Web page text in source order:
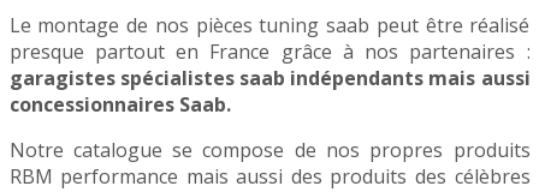
Le montage de nos pièces tuning saab peut être réalisé
presque partout en France grâce à nos partenaires :
garagistes spécialistes saab indépendants mais aussi
concessionnaires Saab.
Notre catalogue se compose de nos propres produits
RBM performance mais aussi des produits des célèbres